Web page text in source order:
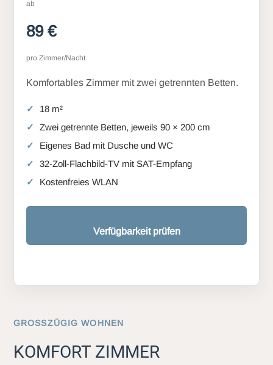
ab
89 €
pro Zimmer/Nacht
Komfortables Zimmer mit zwei getrennten Betten.
18 m²
Zwei getrennte Betten, jeweils 90 × 200 cm
Eigenes Bad mit Dusche und WC
32-Zoll-Flachbild-TV mit SAT-Empfang
Kostenfreies WLAN
Verfügbarkeit prüfen
GROSSZÜGIG WOHNEN
KOMFORT ZIMMER